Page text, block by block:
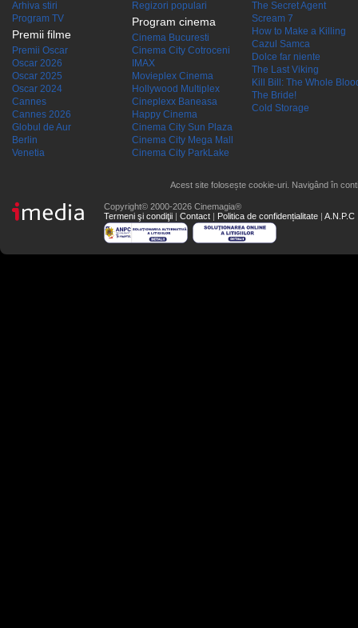
Arhiva stiri
Program TV
Premii filme
Premii Oscar
Oscar 2026
Oscar 2025
Oscar 2024
Cannes
Cannes 2026
Globul de Aur
Berlin
Venetia
Regizori populari
Program cinema
Cinema Bucuresti
Cinema City Cotroceni
IMAX
Movieplex Cinema
Hollywood Multiplex
Cineplexx Baneasa
Happy Cinema
Cinema City Sun Plaza
Cinema City Mega Mall
Cinema City ParkLake
The Secret Agent
Scream 7
How to Make a Killing
Cazul Samca
Dolce far niente
The Last Viking
Kill Bill: The Whole
The Bride!
Cold Storage
Acest site folosește cookie-uri. Navigând în
Copyright© 2000-2026 Cinemagia®
Termeni şi condiţii | Contact | Politica de confidențialitate | A.N.P.C